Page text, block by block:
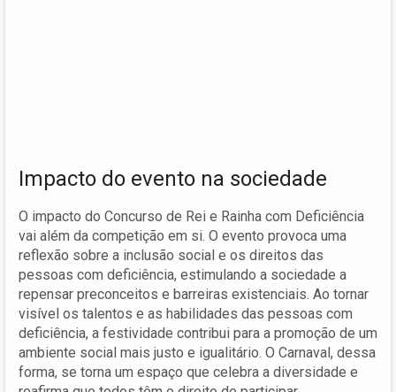
Impacto do evento na sociedade
O impacto do Concurso de Rei e Rainha com Deficiência
vai além da competição em si. O evento provoca uma
reflexão sobre a inclusão social e os direitos das
pessoas com deficiência, estimulando a sociedade a
repensar preconceitos e barreiras existenciais. Ao tornar
visível os talentos e as habilidades das pessoas com
deficiência, a festividade contribui para a promoção de um
ambiente social mais justo e igualitário. O Carnaval, dessa
forma, se torna um espaço que celebra a diversidade e